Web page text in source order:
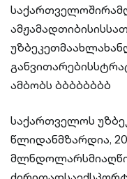
ამბობს ბბბბბბბბ
საქართველოს
წლიდანმზარდია,